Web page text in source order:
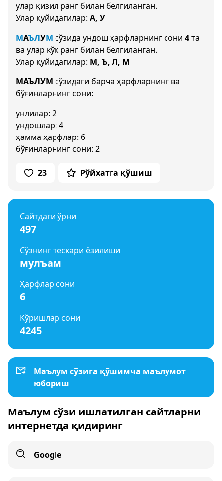
улар қизил ранг билан белгиланган.
Улар қуйидагилар: А, У
МАЪЛУМ сўзида ундош ҳарфларнинг сони 4та
ва улар кўк ранг билан белгиланган.
Улар қуйидагилар: М, Ъ, Л, М
МАЪЛУМ сўзидаги барча ҳарфларнинг ва
бўғинларнинг сони:
унлилар: 2
ундошлар: 4
ҳамма ҳарфлар: 6
бўғинларнинг сони: 2
23 Рўйхатга қўшиш
Сайтдаги ўрни
497
Сўзнинг тескари ёзилиши
мулъам
Ҳарфлар сони
6
Кўришлар сони
4245
Маълум сўзига қўшимча маълумот
юбориш
Маълум сўзи ишлатилган сайтларни
интернетда қидиринг
Google